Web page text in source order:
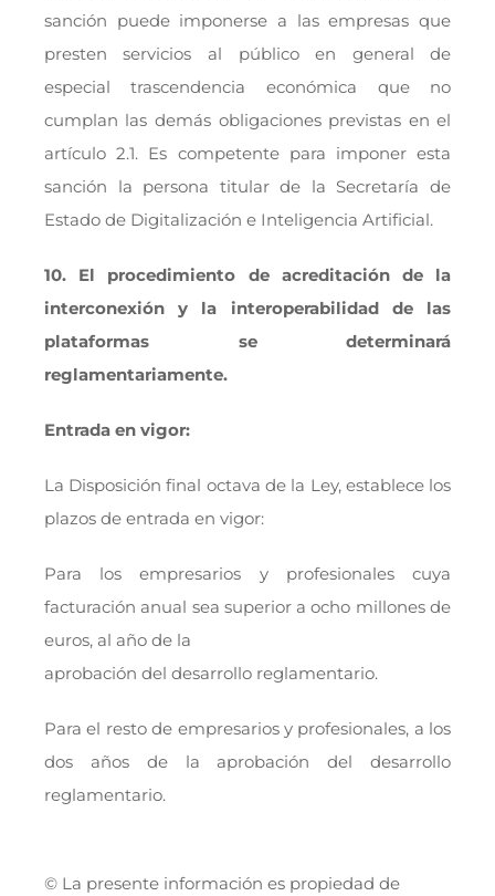
sanción puede imponerse a las empresas que
presten servicios al público en general de
especial trascendencia económica que no
cumplan las demás obligaciones previstas en el
artículo 2.1. Es competente para imponer esta
sanción la persona titular de la Secretaría de
Estado de Digitalización e Inteligencia Artificial.
10. El procedimiento de acreditación de la
interconexión y la interoperabilidad de las
plataformas se determinará
reglamentariamente.
Entrada en vigor:
La Disposición final octava de la Ley, establece los
plazos de entrada en vigor:
Para los empresarios y profesionales cuya
facturación anual sea superior a ocho millones de
euros, al año de la
aprobación del desarrollo reglamentario.
Para el resto de empresarios y profesionales, a los
dos años de la aprobación del desarrollo
reglamentario.
© La presente información es propiedad de